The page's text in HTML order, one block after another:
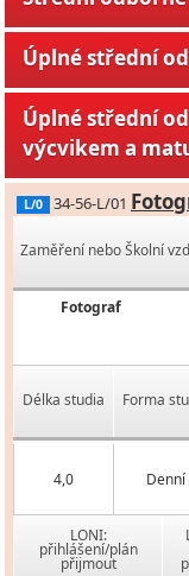
Úplné střední
Úplné střední
výcvikem a
L/0 34-56-L/01
Zaměření nebo Školní
Fotograf
Délka studia Forma
4,0 Denní
LONI:
přihlášení/plán
přijmout